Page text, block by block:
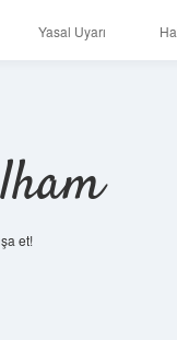
Yasal Uyarı
et!